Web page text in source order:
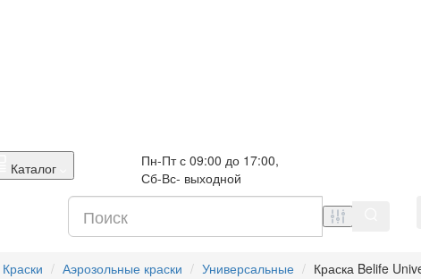
Каталог
Пн-Пт с 09:00 до 17:00,
Сб-Вс- выходной
Краски Аэрозольные краски Универсальные Краска Belife